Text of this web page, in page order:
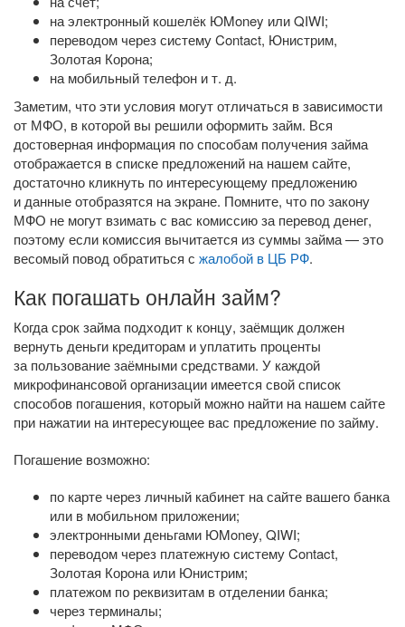
на электронный кошелёк ЮMoney или QIWI;
переводом через систему Contact, Юнистрим,
Золотая Корона;
на мобильный телефон и т. д.
Заметим, что эти условия могут отличаться в зависимости
от МФО, в которой вы решили оформить займ. Вся
достоверная информация по способам получения займа
отображается в списке предложений на нашем сайте,
достаточно кликнуть по интересующему предложению
и данные отобразятся на экране. Помните, что по закону
МФО не могут взимать с вас комиссию за перевод денег,
поэтому если комиссия вычитается из суммы займа — это
весомый повод обратиться с жалобой в ЦБ РФ.
Как погашать онлайн займ?
Когда срок займа подходит к концу, заёмщик должен
вернуть деньги кредиторам и уплатить проценты
за пользование заёмными средствами. У каждой
микрофинансовой организации имеется свой список
способов погашения, который можно найти на нашем сайте
при нажатии на интересующее вас предложение по займу.
Погашение возможно:
по карте через личный кабинет на сайте вашего банка
или в мобильном приложении;
электронными деньгами ЮMoney, QIWI;
переводом через платежную систему Contact,
Золотая Корона или Юнистрим;
платежом по реквизитам в отделении банка;
через терминалы;